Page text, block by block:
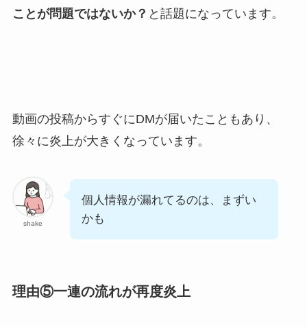
ことが問題ではないか？ と話題になっています。
動画の投稿からすぐにDMが届いたこともあり、
徐々に炎上が大きくなっています。
shake
個人情報が漏れてるのは、まずい
かも
理由⑤一連の流れが再度炎上